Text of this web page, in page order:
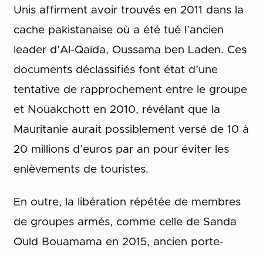
Unis affirment avoir trouvés en 2011 dans la
cache pakistanaise où a été tué l’ancien
leader d’Al-Qaïda, Oussama ben Laden. Ces
documents déclassifiés font état d’une
tentative de rapprochement entre le groupe
et Nouakchott en 2010, révélant que la
Mauritanie aurait possiblement versé de 10 à
20 millions d’euros par an pour éviter les
enlèvements de touristes.
En outre, la libération répétée de membres
de groupes armés, comme celle de Sanda
Ould Bouamama en 2015, ancien porte-